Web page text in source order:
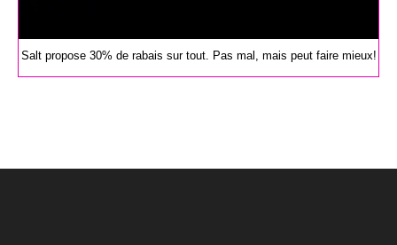
Salt propose 30% de rabais sur tout. Pas mal, mais peut faire mieux!